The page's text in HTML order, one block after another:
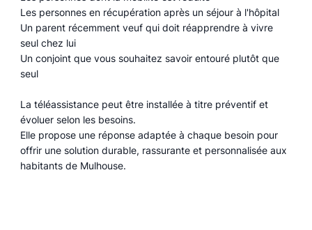
Les personnes en récupération après un séjour à l'hôpital
Un parent récemment veuf qui doit réapprendre à vivre
seul chez lui
Un conjoint que vous souhaitez savoir entouré plutôt que
seul
La téléassistance peut être installée à titre préventif et
évoluer selon les besoins.
Elle propose une réponse adaptée à chaque besoin pour
offrir une solution durable, rassurante et personnalisée aux
habitants de Mulhouse.